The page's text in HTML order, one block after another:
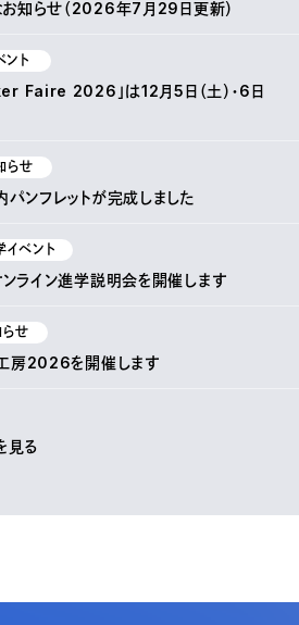
知らせ（2026年7月29日更新）
ント
Faire 2026」は12月5日（土）・6日
らせ
ンフレットが完成しました
イベント
ライン進学説明会を開催します
らせ
房2026を開催します
見る